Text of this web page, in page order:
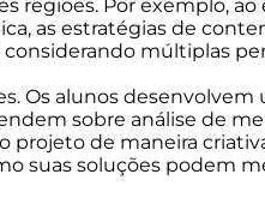
Por exemplo,
as estratégias de
múltiplas
Os alunos
sobre análise de
de maneira
suas soluções podem